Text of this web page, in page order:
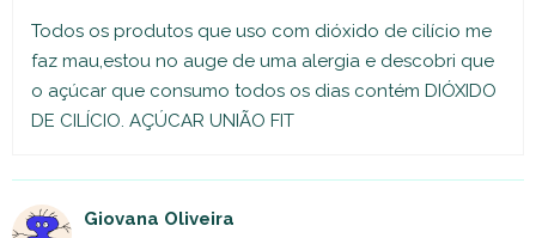
Todos os produtos que uso com dióxido de cilício me
faz mau,estou no auge de uma alergia e descobri que
o açúcar que consumo todos os dias contém DIÓXIDO
DE CILÍCIO. AÇÚCAR UNIÃO FIT
Giovana Oliveira